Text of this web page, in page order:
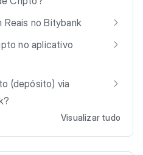
no Bitybank
no aplicativo
(depósito) via
Visualizar tudo